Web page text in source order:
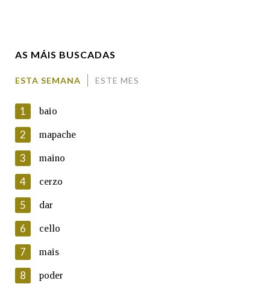
En cumprimento da normativa vixente en materia de
Protección de Datos de Carácter Persoal, a Real Academia
Galega informa a aqueles usuarios que faciliten o seu correo
electrónico, así como calquera outra información de carácter
persoal, que estes datos serán obxecto de tratamento
automatizado de carácter confidencial e incorporados aos seus
ficheiros informáticos. Así mesmo, os usuarios poderán exercer o
seu dereito de acceso, rectificación, oposición e cancelación dos
seus datos poñéndose en contacto connosco.
Lin e acepto as condicións da política de
AS MÁIS BUSCADAS
ESTA SEMANA ESTE MES
1 baio
2 mapache
3 maino
4 cerzo
5 dar
6 cello
7 mais
8 poder